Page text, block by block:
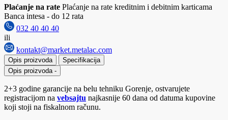
Plaćanje na rate Plaćanje na rate kreditnim i debitnim karticama
Banca intesa - do 12 rata
032 40 40 40
ili
kontakt@market.metalac.com
Opis proizvoda
Specifikacija
Opis proizvoda -
2+3 godine garancije na belu tehniku Gorenje, ostvarujete
registracijom na vebsajtu najkasnije 60 dana od datuma kupovine
koji stoji na fiskalnom računu.